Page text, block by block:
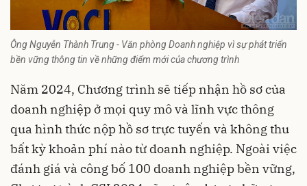
Ông Nguyễn Thành Trung - Văn phòng Doanh nghiệp vì sự phát triển
bền vững thông tin về những điểm mới của chương trình
Năm 2024, Chương trình sẽ tiếp nhận hồ sơ của
doanh nghiệp ở mọi quy mô và lĩnh vực thông
qua hình thức nộp hồ sơ trực tuyến và không thu
bất kỳ khoản phí nào từ doanh nghiệp. Ngoài việc
đánh giá và công bố 100 doanh nghiệp bền vững,